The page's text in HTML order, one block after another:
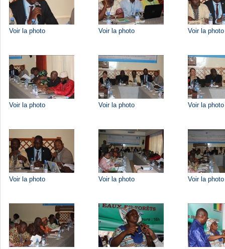
Voir la photo Voir la photo Voir la photo
Voir la photo Voir la photo Voir la photo
Voir la photo Voir la photo Voir la photo